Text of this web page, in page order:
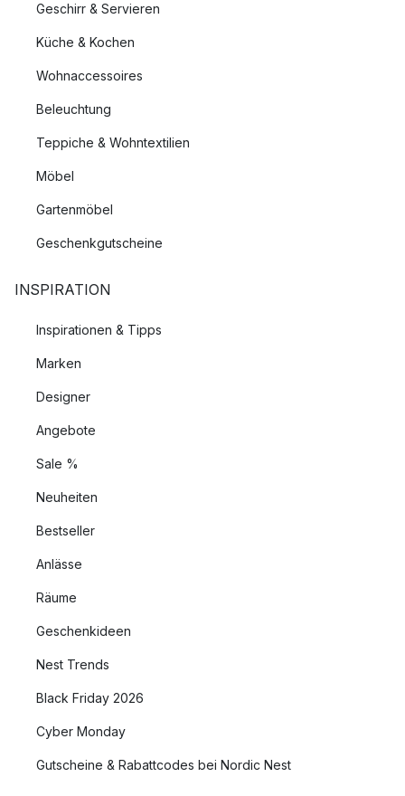
Geschirr & Servieren
Küche & Kochen
Wohnaccessoires
Beleuchtung
Teppiche & Wohntextilien
Möbel
Gartenmöbel
Geschenkgutscheine
INSPIRATION
Inspirationen & Tipps
Marken
Designer
Angebote
Sale %
Neuheiten
Bestseller
Anlässe
Räume
Geschenkideen
Nest Trends
Black Friday 2026
Cyber Monday
Gutscheine & Rabattcodes bei Nordic Nest